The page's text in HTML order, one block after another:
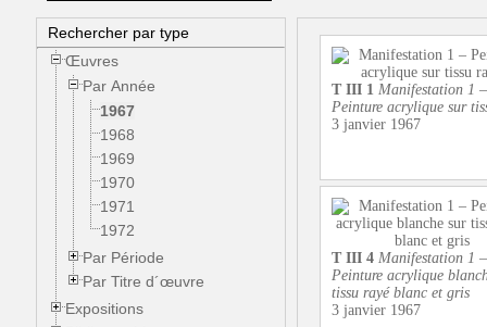
Rechercher par type
Œuvres
Par Année
1967
1968
1969
1970
1971
1972
Par Période
Par Titre d´œuvre
Expositions
T III 1 Manifestation 1 –
Peinture acrylique sur
3 janvier 1967
T III 4 Manifestation 1 –
Peinture acrylique
tissu rayé blanc et gris
3 janvier 1967